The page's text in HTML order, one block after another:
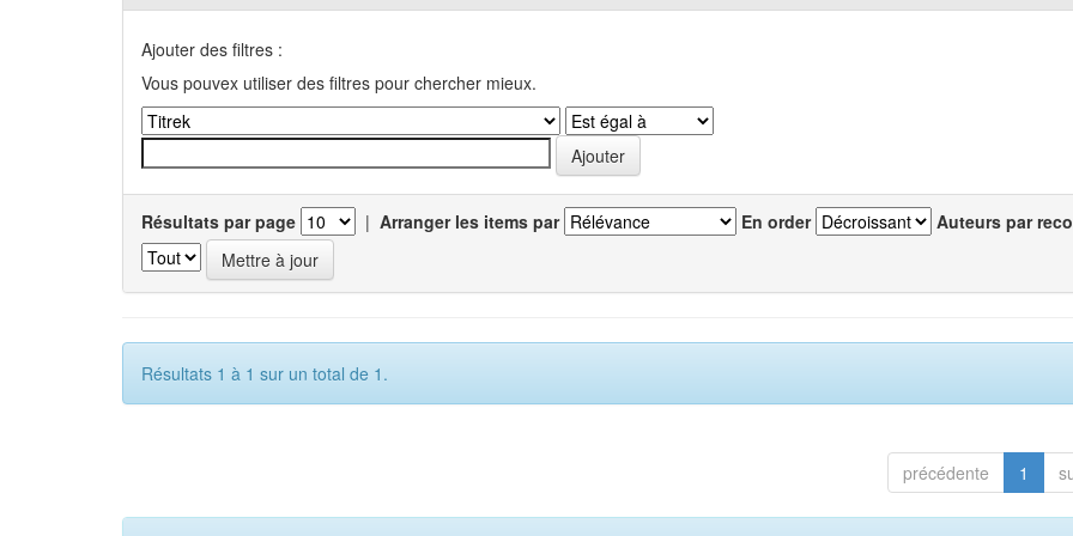
Ajouter des filtres :
Vous pouvex utiliser des filtres pour chercher mieux.
Résultats par page | Arranger les items par En order Auteurs par
Résultats 1 à 1 sur un total de 1.
précédente 1